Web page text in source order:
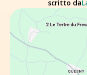
scritto da